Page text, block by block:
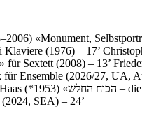
«Monument,
(1976) – 17’
für Sextett (2008) – 13’
für Ensemble (2026/27, UA,
(*1953) «הכוח החלש – die schwache
SEA) – 24’